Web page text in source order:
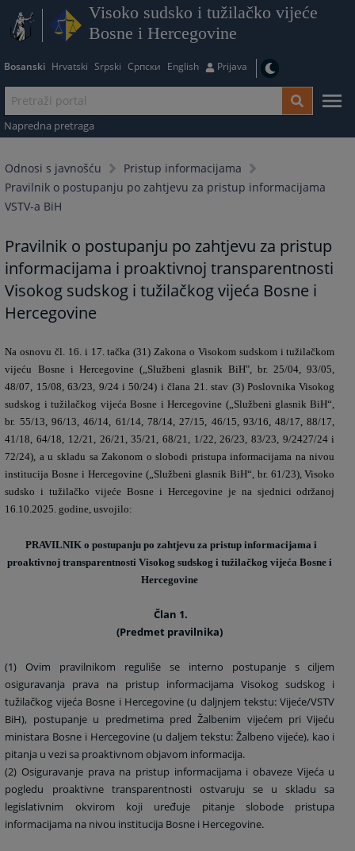
Visoko sudsko i tužilačko vijeće
Bosne i Hercegovine
Bosanski Hrvatski Srpski Српски English Prijava
Napredna pretraga
Odnosi s javnošću
Pristup informacijama
Pravilnik o postupanju po zahtjevu za pristup informacijama
VSTV-a BiH
Pravilnik o postupanju po zahtjevu za pristup
informacijama i proaktivnoj transparentnosti
Visokog sudskog i tužilačkog vijeća Bosne i
Hercegovine
Na osnovu čl. 16. i 17. tačka (31) Zakona o Visokom sudskom i tužilačkom
vijeću Bosne i Hercegovine („Službeni glasnik BiH", br. 25/04, 93/05,
48/07, 15/08, 63/23, 9/24 i 50/24) i člana 21. stav (3) Poslovnika Visokog
sudskog i tužilačkog vijeća Bosne i Hercegovine („Službeni glasnik BiH“,
br. 55/13, 96/13, 46/14, 61/14, 78/14, 27/15, 46/15, 93/16, 48/17, 88/17,
41/18, 64/18, 12/21, 26/21, 35/21, 68/21, 1/22, 26/23, 83/23, 9/2427/24 i
72/24), a u skladu sa Zakonom o slobodi pristupa informacijama na nivou
institucija Bosne i Hercegovine („Službeni glasnik BiH“, br. 61/23), Visoko
sudsko i tužilačko vijeće Bosne i Hercegovine je na sjednici održanoj
16.10.2025. godine, usvojilo:
PRAVILNIK o postupanju po zahtjevu za pristup informacijama i
proaktivnoj transparentnosti Visokog sudskog i tužilačkog vijeća Bosne i
Hercegovine
Član 1.
(Predmet pravilnika)
(1) Ovim pravilnikom reguliše se interno postupanje s ciljem
osiguravanja prava na pristup informacijama Visokog sudskog i
tužilačkog vijeća Bosne i Hercegovine (u daljnjem tekstu: Vijeće/VSTV
BiH), postupanje u predmetima pred Žalbenim vijećem pri Vijeću
ministara Bosne i Hercegovine (u daljem tekstu: Žalbeno vijeće), kao i
pitanja u vezi sa proaktivnom objavom informacija.
(2) Osiguravanje prava na pristup informacijama i obaveze Vijeća u
pogledu proaktivne transparentnosti ostvaruju se u skladu sa
legislativnim okvirom koji uređuje pitanje slobode pristupa
informacijama na nivou institucija Bosne i Hercegovine.